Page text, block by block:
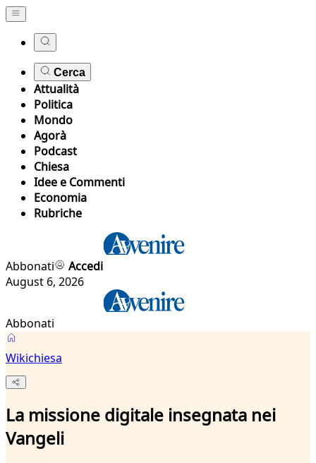
Cerca
Attualità
Politica
Mondo
Agorà
Podcast
Chiesa
Idee e Commenti
Economia
Rubriche
Abbonati
Accedi
August 6, 2026
Abbonati
Wikichiesa
La missione digitale insegnata nei
Vangeli